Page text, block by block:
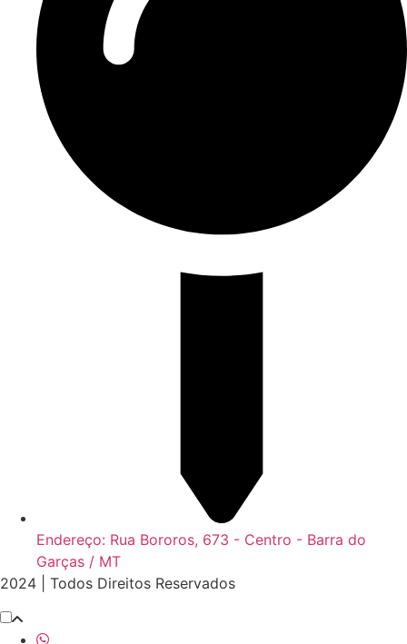
Endereço: Rua Bororos, 673 - Centro - Barra do
Garças / MT
2024 | Todos Direitos Reservados